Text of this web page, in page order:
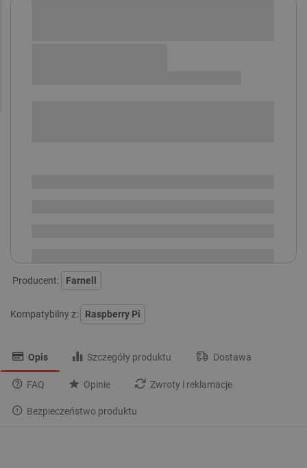
Producent: Farnell
Kompatybilny z: Raspberry Pi
Opis Szczegóły produktu Dostawa
FAQ Opinie Zwroty i reklamacje
Bezpieczeństwo produktu